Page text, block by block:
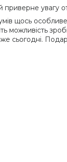
увагу
щось
можливість
сьогодні.